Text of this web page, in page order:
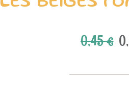
0,45 €